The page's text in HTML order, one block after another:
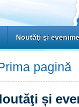
Noutăţi și
pagină
și